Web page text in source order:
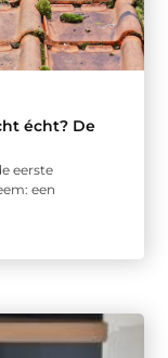
écht? De
eerste
een